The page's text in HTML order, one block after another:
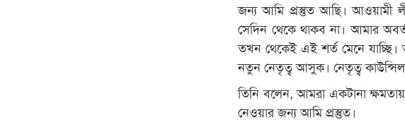
জন্য আমি প্রস্তুত আছি। আওয়ামী
সেদিন থেকে থাকব না। আমার
তখন থেকেই এই শর্ত মেনে
নতুন নেতৃত্ব আসুক। নেতৃত্ব
তিনি বলেন, আমরা একটানা
নেওয়ার জন্য আমি প্রস্তুত।